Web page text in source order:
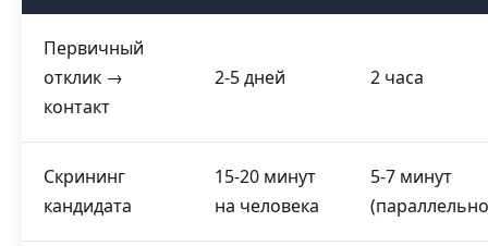
Первичный
отклик →
контакт
2-5 дней 2 часа
Скрининг
кандидата
15-20 минут
на человека
5-7 минут